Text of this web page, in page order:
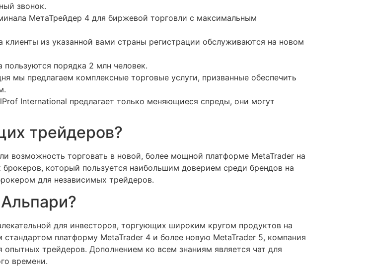
звонок.
МетаТрейдер 4 для биржевой торговли с максимальным
из указанной вами страны регистрации обслуживаются на новом
порядка 2 млн человек.
мы предлагаем комплексные торговые услуги, призванные обеспечить
International предлагает только меняющиеся спреды, они могут
трейдеров?
возможность торговать в новой, более мощной платформе MetaTrader на
который пользуется наибольшим доверием среди брендов на
для независимых трейдеров.
для инвесторов, торгующих широким кругом продуктов на
платформу MetaTrader 4 и более новую MetaTrader 5, компания
трейдеров. Дополнением ко всем знаниям является чат для
времени.